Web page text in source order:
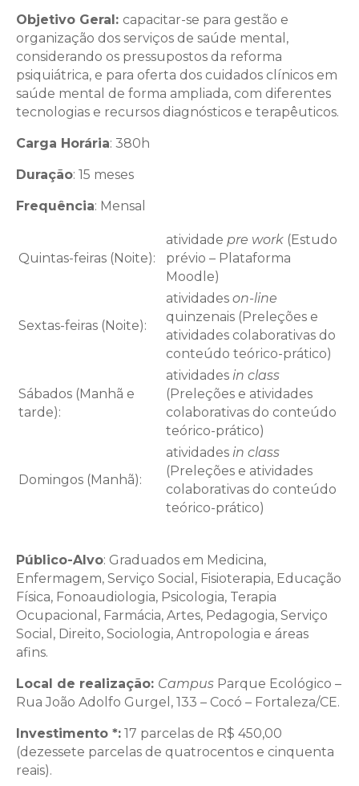
Objetivo Geral: capacitar-se para gestão e
organização dos serviços de saúde mental,
considerando os pressupostos da reforma
psiquiátrica, e para oferta dos cuidados clínicos em
saúde mental de forma ampliada, com diferentes
tecnologias e recursos diagnósticos e terapêuticos.
Carga Horária: 380h
Duração: 15 meses
Frequência: Mensal
Quintas-feiras (Noite):
atividade pre work (Estudo
prévio – Plataforma
Moodle)
Sextas-feiras (Noite):
atividades on-line
quinzenais (Preleções e
atividades colaborativas do
conteúdo teórico-prático)
Sábados (Manhã e
tarde):
atividades in class
(Preleções e atividades
colaborativas do conteúdo
teórico-prático)
Domingos (Manhã):
atividades in class
(Preleções e atividades
colaborativas do conteúdo
teórico-prático)
Público-Alvo: Graduados em Medicina,
Enfermagem, Serviço Social, Fisioterapia, Educação
Física, Fonoaudiologia, Psicologia, Terapia
Ocupacional, Farmácia, Artes, Pedagogia, Serviço
Social, Direito, Sociologia, Antropologia e áreas
afins.
Local de realização: Campus Parque Ecológico –
Rua João Adolfo Gurgel, 133 – Cocó – Fortaleza/CE.
Investimento *: 17 parcelas de R$ 450,00
(dezessete parcelas de quatrocentos e cinquenta
reais).